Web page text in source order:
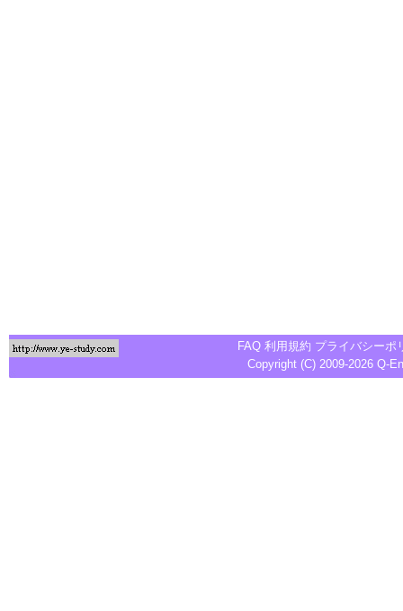
FAQ 利用規約 プライバシーポ
Copyright (C) 2009-2026 Q-